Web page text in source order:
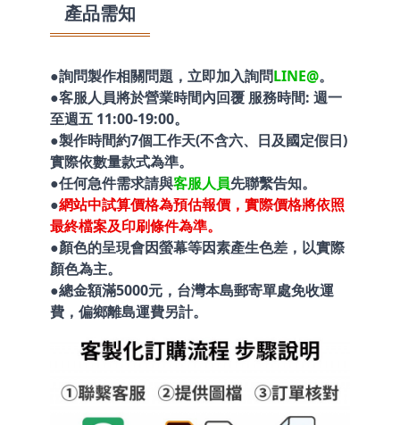
產品需知
●詢問製作相關問題，立即加入詢問LINE@。
●客服人員將於營業時間內回覆 服務時間: 週一
至週五 11:00-19:00。
●製作時間約7個工作天(不含六、日及國定假日)
實際依數量款式為準。
●任何急件需求請與客服人員先聯繫告知。
●網站中試算價格為預估報價，實際價格將依照
最終檔案及印刷條件為準。
●顏色的呈現會因螢幕等因素產生色差，以實際
顏色為主。
●總金額滿5000元，台灣本島郵寄單處免收運
費，偏鄉離島運費另計。